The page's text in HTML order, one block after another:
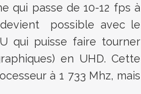
qui passe de 10-12 fps à
possible avec le
qui puisse faire tourner
en UHD. Cette
à 1 733 Mhz, mais